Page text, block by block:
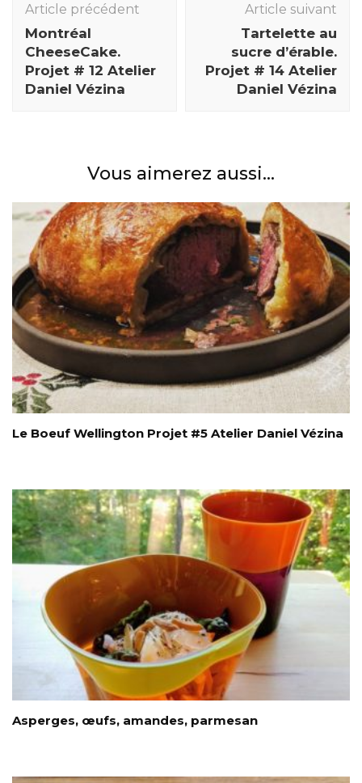
des
articles
Article précédent
Montréal
CheeseCake.
Projet # 12 Atelier
Daniel Vézina
Article suivant
Tartelette au
sucre d’érable.
Projet # 14 Atelier
Daniel Vézina
Vous aimerez aussi...
Le Boeuf Wellington Projet #5 Atelier Daniel Vézina
Asperges, œufs, amandes, parmesan